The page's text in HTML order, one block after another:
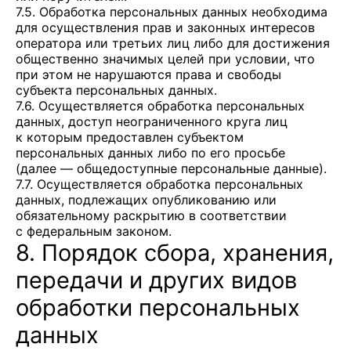
7.5. Обработка персональных данных необходима
для осуществления прав и законных интересов
оператора или третьих лиц либо для достижения
общественно значимых целей при условии, что
при этом не нарушаются права и свободы
субъекта персональных данных.
7.6. Осуществляется обработка персональных
данных, доступ неограниченного круга лиц
к которым предоставлен субъектом
персональных данных либо по его просьбе
(далее — общедоступные персональные данные).
7.7. Осуществляется обработка персональных
данных, подлежащих опубликованию или
обязательному раскрытию в соответствии
с федеральным законом.
8. Порядок сбора, хранения,
передачи и других видов
обработки персональных
данных